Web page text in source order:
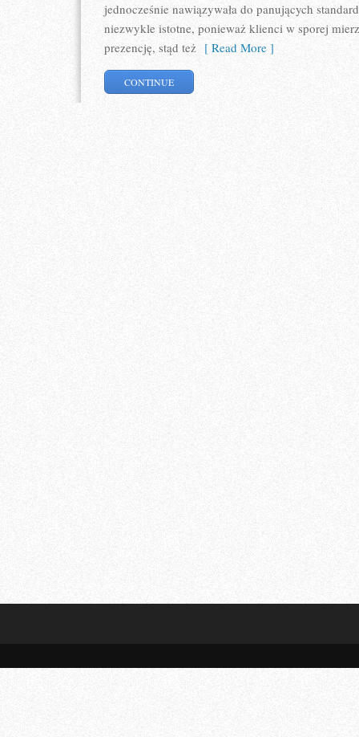
jednocześnie nawiązywała do panujących
niezwykle istotne, ponieważ klienci w sporej
prezencję, stąd też [ Read More ]
CONTINUE